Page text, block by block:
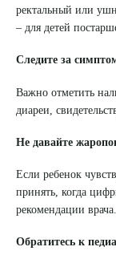
ректальный или
– для детей
Следите за
Важно отметить
диареи,
Не давайте
Если ребенок
принять, когда
рекомендации врача.
Обратитесь к